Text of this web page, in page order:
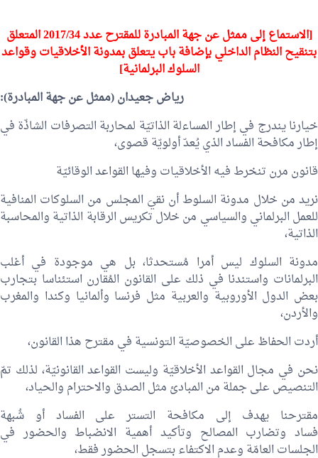
[الاستماع إلى ممثل عن جهة المبادرة للمقترح عدد 2017/34 المتعلق
بتنقيح النظام الداخلي بإضافة باب يتعلق بمدونة الأخلاقيات وقواعد
السلوك البرلمانية]
رياض جعيدان(ممثل عن جهة المبادرة):
خيارنا يندرج في إطار المساءلة الذاتيّة لمحاربة التصرفات الشاذّة في
إطار مكافحة الفساد الذي يُعدّ أولويّة قصوى،
قانون مرن تنخرط فيه الأخلاقيات وفيها القواعد الوقائيّة
نريد من خلال مدونة السلوط أن نقيَ المجلس من السلوكات المنافية
للعمل البرلماني والسياسي من خلال تكريس الرقابة الذاتية والمحاسبة
الذاتية،
مدونة السلوك ليس أمرا مُستحدثا، بل هي موجودة في أغلب
البرلمانات واستندنا في ذلك على القانون المُقارن استئناسا بتجارب
بعض الدول الأوروبية والعربية مثل فرنسا وألمانيا وكندا والمغرب
والأردن،
أردت الحفاظ على الخصوصيّة التونسية في مقترح هذا القانون،
نحن في مجال القواعد الأخلاقيّة وليست القواعد القانونيّة، لذلك تمّ
التنصيص على جملة من المبادئ مثل الصدق والاحترام والحياد،
مقترحنا يهدف إلى مكافحة التستر على الفساد أو شُبهة
فساد وتضارب المصالح وتأكيد أهمية الانضباط والحضور في
الجلسات العامّة وعدم الاكتفاء بتسجل الحضور فقط،